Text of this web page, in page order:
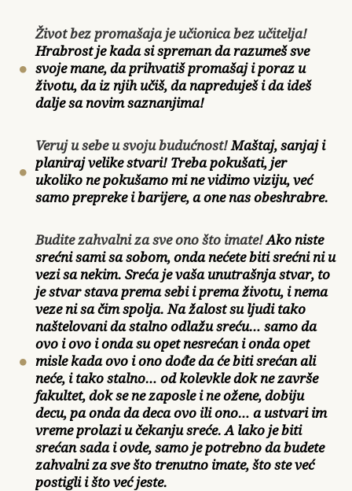
Život bez promašaja je učionica bez učitelja!
Hrabrost je kada si spreman da razumeš sve
svoje mane, da prihvatiš promašaj i poraz u
životu, da iz njih učiš, da napreduješ i da ideš
dalje sa novim saznanjima!
Veruj u sebe u svoju budućnost! Maštaj, sanjaj i
planiraj velike stvari! Treba pokušati, jer
ukoliko ne pokušamo mi ne vidimo viziju, već
samo prepreke i barijere, a one nas obeshrabre.
Budite zahvalni za sve ono što imate!Ako niste
srećni sami sa sobom, onda nećete biti srećni ni u
vezi sa nekim. Sreća je vaša unutrašnja stvar, to
je stvar stava prema sebi i prema životu, i nema
veze ni sa čim spolja. Na žalost su ljudi tako
naštelovani da stalno odlažu sreću… samo da
ovo i ovo i onda su opet nesrećan i onda opet
misle kada ovo i ono dođe da će biti srećan ali
neće, i tako stalno… od kolevkle dok ne završe
fakultet, dok se ne zaposle i ne ožene, dobiju
decu, pa onda da deca ovo ili ono… a ustvari im
vreme prolazi u čekanju sreće. A lako je biti
srećan sada i ovde, samo je potrebno da budete
zahvalni za sve što trenutno imate, što ste već
postigli i što već jeste.